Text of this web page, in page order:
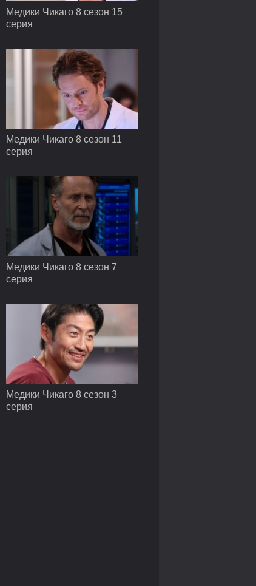
Медики Чикаго 8 сезон 15
серия
Медики Чикаго 8 сезон 11
серия
Медики Чикаго 8 сезон 7
серия
Медики Чикаго 8 сезон 3
серия